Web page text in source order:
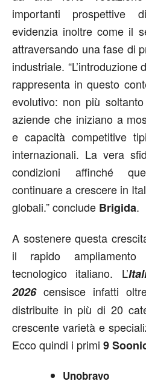
importanti
evidenzia inoltre come il
attraversando una fase di
industriale.
rappresenta in questo
evolutivo: non più
aziende che iniziano a
e capacità competitive
internazionali. La vera
condizioni affinché
continuare a crescere in
globali.” conclude Brigida.
A sostenere questa
il rapido ampliamento
tecnologico italiano. L’
2026 censisce infatti
distribuite in più di 20
crescente varietà e
Ecco quindi i primi 9
Unobravo